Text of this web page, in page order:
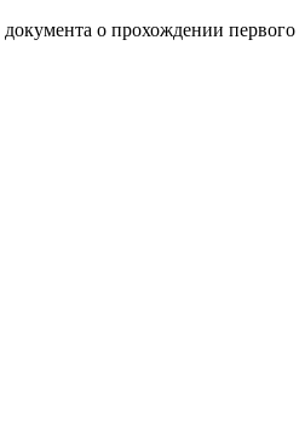
о прохождении